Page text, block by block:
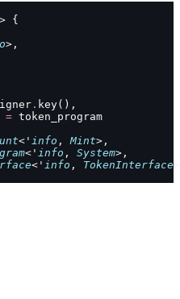
> {
>,
. key(),
= token_program
<' info , Mint>,
<' info , System>,
<' info , TokenInterface